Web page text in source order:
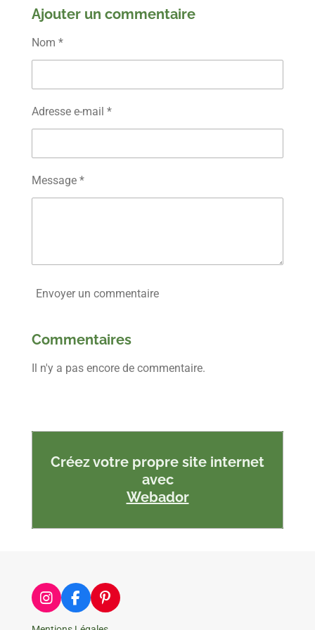
t
a
e
t
a
t
a
t
a
Ajouter un commentaire
Nom *
Adresse e-mail *
Message *
Envoyer un commentaire
Commentaires
Il n'y a pas encore de commentaire.
Créez votre propre site internet
avec
Webador
I
n
F
a
P
i